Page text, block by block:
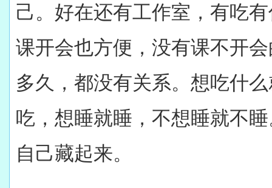
己。好在还有工作室，有吃
课开会也方便，没有课不开
多久，都没有关系。想吃什
吃，想睡就睡，不想睡就不
自己藏起来。